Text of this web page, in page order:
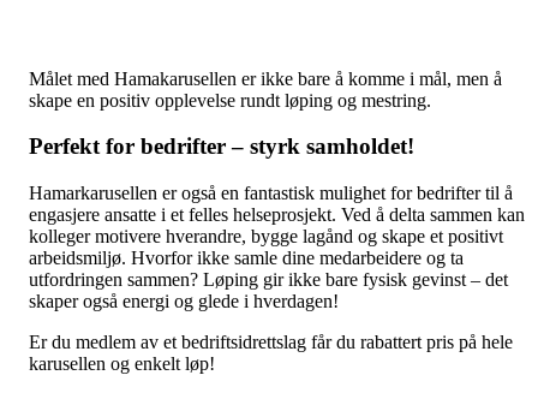
Målet med Hamakarusellen er ikke bare å komme i mål, men å
skape en positiv opplevelse rundt løping og mestring.
Perfekt for bedrifter – styrk samholdet!
Hamarkarusellen er også en fantastisk mulighet for bedrifter til å
engasjere ansatte i et felles helseprosjekt. Ved å delta sammen kan
kolleger motivere hverandre, bygge lagånd og skape et positivt
arbeidsmiljø. Hvorfor ikke samle dine medarbeidere og ta
utfordringen sammen? Løping gir ikke bare fysisk gevinst – det
skaper også energi og glede i hverdagen!
Er du medlem av et bedriftsidrettslag får du rabattert pris på hele
karusellen og enkelt løp!